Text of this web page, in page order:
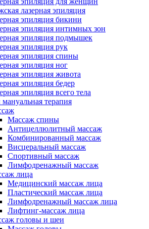
лазерная эпиляция
эпиляция бикини
эпиляция интимных зон
эпиляция подмышек
эпиляция рук
эпиляция спины
эпиляция ног
эпиляция живота
эпиляция бедер
эпиляция всего тела
терапия
Массаж спины
Антицеллюлитный массаж
Комбинированный массаж
Висцеральный массаж
Спортивный массаж
Лимфодренажный массаж
лица
Медицинский массаж лица
Пластический массаж лица
Лимфодренажный массаж лица
Лифтинг-массаж лица
головы и шеи